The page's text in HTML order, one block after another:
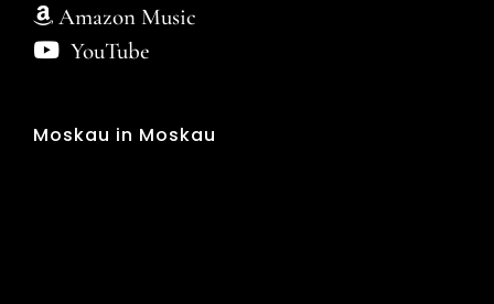
Amazon Music
YouTube
Moskau in Moskau